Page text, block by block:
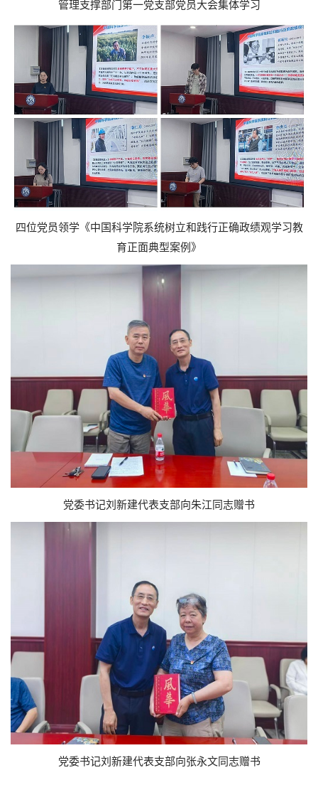
管理支撑部门第一党支部党员大会集体学习
四位党员领学《中国科学院系统树立和践行正确政绩观学习教
育正面典型案例》
党委书记刘新建代表支部向朱江同志赠书
党委书记刘新建代表支部向张永文同志赠书